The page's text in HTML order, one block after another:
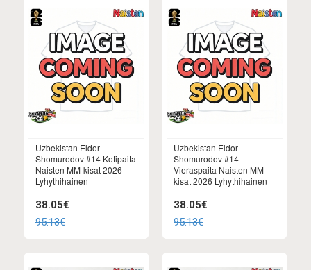
Uzbekistan Eldor
Shomurodov #14 Kotipaita
Naisten MM-kisat 2026
Lyhythihainen
38.05€
95.13€
Uzbekistan Eldor
Shomurodov #14
Vieraspaita Naisten MM-
kisat 2026 Lyhythihainen
38.05€
95.13€